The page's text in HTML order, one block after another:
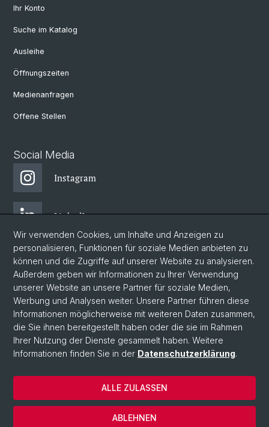
Ihr Konto
Suche im Katalog
Ausleihe
Öffnungszeiten
Medienanfragen
Offene Stellen
Social Media
Instagram
LinkedIn
Facebook
Bluesky
Blog
© Universität Basel
Wir verwenden Cookies, um Inhalte und Anzeigen zu
personalisieren, Funktionen für soziale Medien anbieten zu
können und die Zugriffe auf unserer Website zu analysieren.
Außerdem geben wir Informationen zu Ihrer Verwendung
unserer Website an unsere Partner für soziale Medien,
Werbung und Analysen weiter. Unsere Partner führen diese
Informationen möglicherweise mit weiteren Daten zusammen,
die Sie ihnen bereitgestellt haben oder die sie im Rahmen
Ihrer Nutzung der Dienste gesammelt haben. Weitere
Informationen finden Sie in der Datenschutzerklärung.
ABLEHNEN
ALLE ZULASSEN